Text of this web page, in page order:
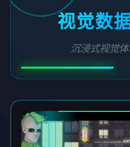
视觉数
沉浸式视觉